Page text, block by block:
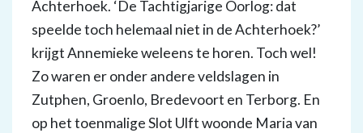
Achterhoek. ‘De Tachtigjarige Oorlog: dat
speelde toch helemaal niet in de Achterhoek?’
krijgt Annemieke weleens te horen. Toch wel!
Zo waren er onder andere veldslagen in
Zutphen, Groenlo, Bredevoort en Terborg. En
op het toenmalige Slot Ulft woonde Maria van